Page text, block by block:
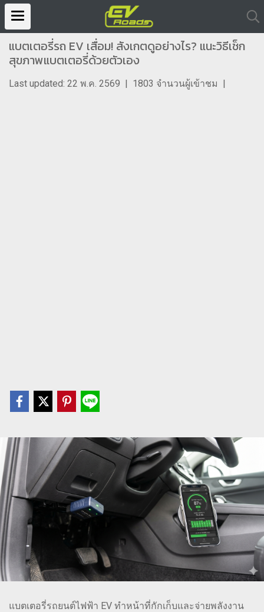
แบตเตอรี่รถ EV เสื่อม! สังเกตดูอย่างไร? แนะวิธีเช็ก
สุขภาพแบตเตอรี่ด้วยตัวเอง
Last updated: 22 พ.ค. 2569 | 1803 จำนวนผู้เข้าชม |
แบตเตอรี่รถยนต์ไฟฟ้า EV ทำหน้าที่กักเก็บและจ่ายพลังงาน